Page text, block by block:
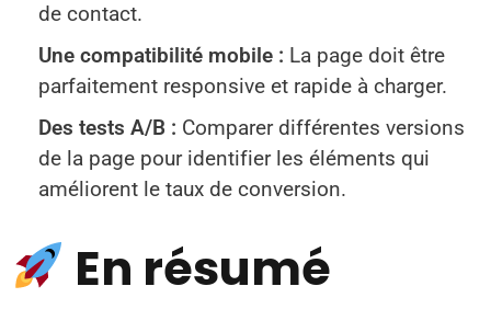
de contact.
Une compatibilité mobile : La page doit être
parfaitement responsive et rapide à charger.
Des tests A/B : Comparer différentes versions
de la page pour identifier les éléments qui
améliorent le taux de conversion.
En résumé